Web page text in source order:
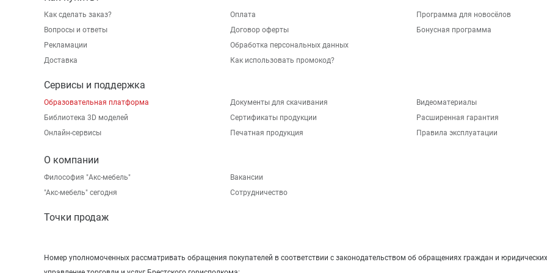
Как сделать заказ?
Вопросы и ответы
Рекламации
Доставка
Оплата
Договор оферты
Обработка персональных данных
Как использовать промокод?
Программа для новосёлов
Бонусная программа
Сервисы и поддержка
Образовательная платформа
Библиотека 3D моделей
Онлайн-сервисы
Документы для скачивания
Сертификаты продукции
Печатная продукция
Видеоматериалы
Расширенная гарантия
Правила эксплуатации
О компании
Философия "Акс-мебель"
"Aкс-мебель" сегодня
Вакансии
Сотрудничество
Точки продаж
Номер уполномоченных рассматривать обращения покупателей в соответствии с законодательством об обращениях граждан и